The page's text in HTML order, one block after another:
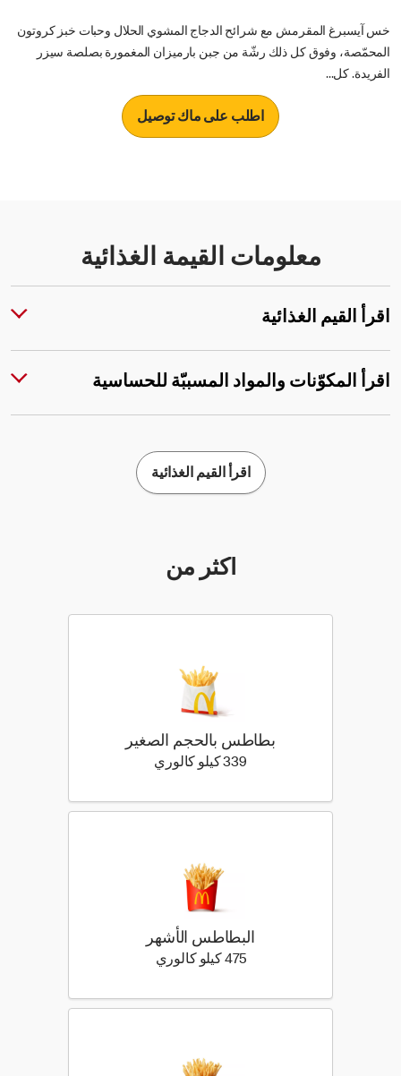
خس آيسبرغ المقرمش مع شرائح الدجاج المشوي الحلال وحبات خبز كروتون
المحمّصة، وفوق كل ذلك رشّة من جبن بارميزان المغمورة بصلصة سيزر
الفريدة. كل...
اطلب على ماك توصيل
معلومات القيمة الغذائية
اقرأ القيم الغذائية
اقرأ المكوّنات والمواد المسببّة للحساسية
اقرأ القيم الغذائية
أكثر من
بطاطس بالحجم الصغير
339 كيلو كالوري 339 كيلو سعرة حرارية
البطاطس الأشهر
475 كيلو كالوري